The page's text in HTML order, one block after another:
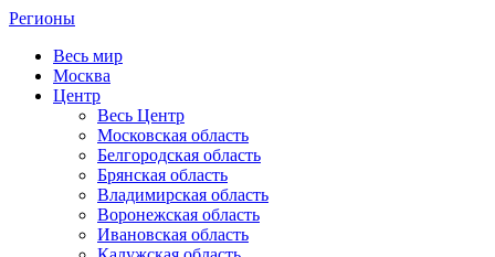
Регионы
Весь мир
Москва
Центр
Весь Центр
Московская область
Белгородская область
Брянская область
Владимирская область
Воронежская область
Ивановская область